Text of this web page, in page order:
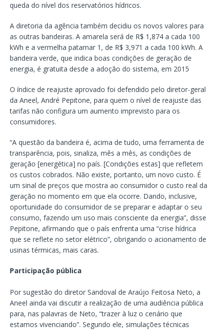
queda do nível dos reservatórios hídricos.
A diretoria da agência também decidiu os novos valores para
as outras bandeiras. A amarela será de R$ 1,874 a cada 100
kWh e a vermelha patamar 1, de R$ 3,971 a cada 100 kWh. A
bandeira verde, que indica boas condições de geração de
energia, é gratuita desde a adoção do sistema, em 2015
O índice de reajuste aprovado foi defendido pelo diretor-geral
da Aneel, André Pepitone, para quem o nível de reajuste das
tarifas não configura um aumento imprevisto para os
consumidores.
“A questão da bandeira é, acima de tudo, uma ferramenta de
transparência, pois, sinaliza, mês a mês, as condições de
geração [energética] no país. [Condições estas] que refletem
os custos cobrados. Não existe, portanto, um novo custo. É
um sinal de preços que mostra ao consumidor o custo real da
geração no momento em que ela ocorre. Dando, inclusive,
oportunidade do consumidor de se preparar e adaptar o seu
consumo, fazendo um uso mais consciente da energia”, disse
Pepitone, afirmando que o país enfrenta uma “crise hídrica
que se reflete no setor elétrico”, obrigando o acionamento de
usinas térmicas, mais caras.
Participação pública
Por sugestão do diretor Sandoval de Araújo Feitosa Neto, a
Aneel ainda vai discutir a realização de uma audiência pública
para, nas palavras de Neto, “trazer à luz o cenário que
estamos vivenciando”. Segundo ele, simulações técnicas